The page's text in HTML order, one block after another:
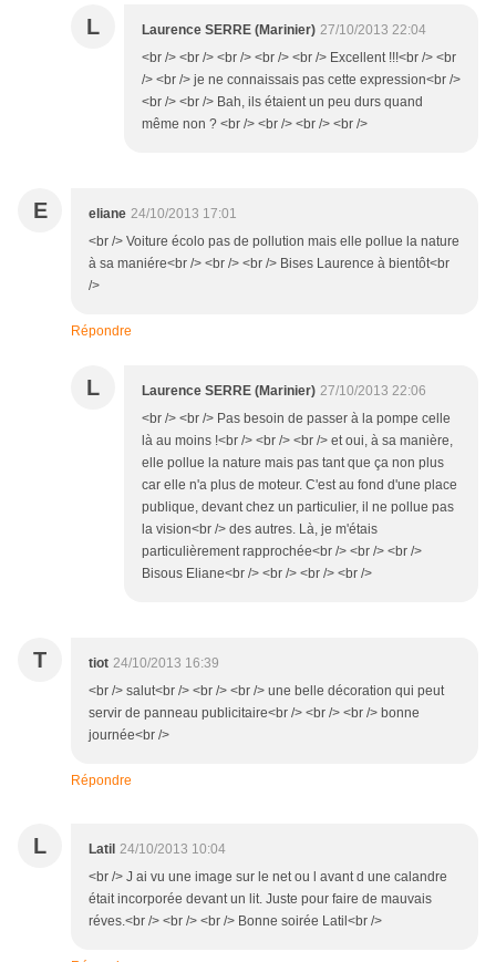
L Laurence SERRE (Marinier) 27/10/2013 22:04
<br /> <br /> <br /> <br /> <br /> Excellent !!!<br /> <br
/> <br /> je ne connaissais pas cette expression<br />
<br /> <br /> Bah, ils étaient un peu durs quand
même non ? <br /> <br /> <br /> <br />
E eliane 24/10/2013 17:01
<br /> Voiture écolo pas de pollution mais elle pollue la nature
à sa maniére<br /> <br /> <br /> Bises Laurence à bientôt<br
/>
Répondre
L Laurence SERRE (Marinier) 27/10/2013 22:06
<br /> <br /> Pas besoin de passer à la pompe celle
là au moins !<br /> <br /> <br /> et oui, à sa manière,
elle pollue la nature mais pas tant que ça non plus
car elle n'a plus de moteur. C'est au fond d'une place
publique, devant chez un particulier, il ne pollue pas
la vision<br /> des autres. Là, je m'étais
particulièrement rapprochée<br /> <br /> <br />
Bisous Eliane<br /> <br /> <br /> <br />
T tiot 24/10/2013 16:39
<br /> salut<br /> <br /> <br /> une belle décoration qui peut
servir de panneau publicitaire<br /> <br /> <br /> bonne
journée<br />
Répondre
L Latil 24/10/2013 10:04
<br /> J ai vu une image sur le net ou l avant d une calandre
était incorporée devant un lit. Juste pour faire de mauvais
réves.<br /> <br /> <br /> Bonne soirée Latil<br />